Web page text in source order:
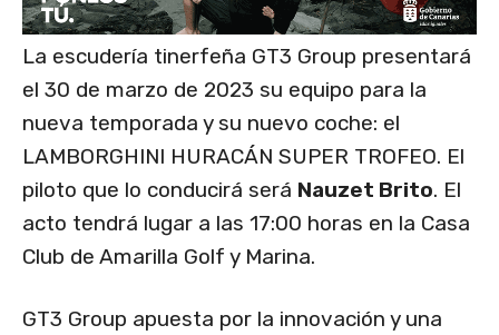
La escudería tinerfeña GT3 Group presentará
el 30 de marzo de 2023 su equipo para la
nueva temporada y su nuevo coche: el
LAMBORGHINI HURACÁN SUPER TROFEO. El
piloto que lo conducirá será Nauzet Brito. El
acto tendrá lugar a las 17:00 horas en la Casa
Club de Amarilla Golf y Marina.
GT3 Group apuesta por la innovación y una